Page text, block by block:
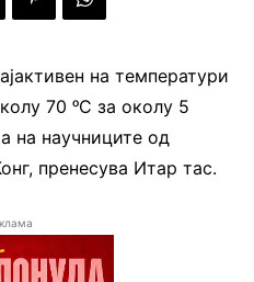
на температури
70 ᵒС за околу 5
на научниците од
пренесува Итар тас.